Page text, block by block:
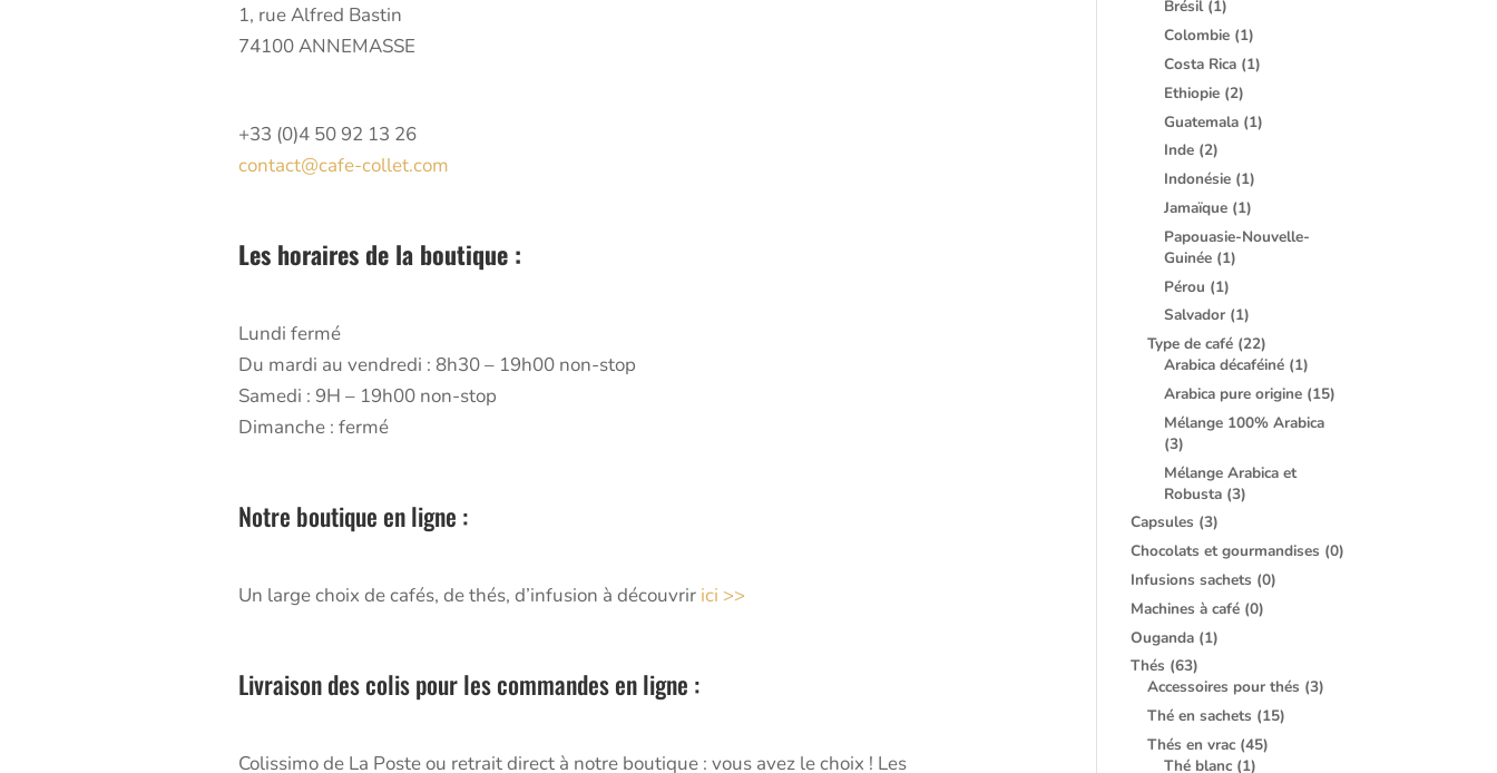
1, rue Alfred Bastin
74100 ANNEMASSE
+33 (0)4 50 92 13 26
contact@cafe-collet.com
Les horaires de la boutique :
Lundi fermé
Du mardi au vendredi : 8h30 – 19h00 non-stop
Samedi : 9H – 19h00 non-stop
Dimanche : fermé
Notre boutique en ligne :
Un large choix de cafés, de thés, d’infusion à découvrir ici >>
Livraison des colis pour les commandes en ligne :
Colissimo de La Poste ou retrait direct à notre boutique : vous avez le choix ! Les
Brésil (1)
Colombie (1)
Costa Rica (1)
Ethiopie (2)
Guatemala (1)
Inde (2)
Indonésie (1)
Jamaïque (1)
Papouasie-Nouvelle-
Guinée (1)
Pérou (1)
Salvador (1)
Type de café (22)
Arabica décaféiné (1)
Arabica pure origine (15)
Mélange 100% Arabica
(3)
Mélange Arabica et
Robusta (3)
Capsules (3)
Chocolats et gourmandises (0)
Infusions sachets (0)
Machines à café (0)
Ouganda (1)
Thés (63)
Accessoires pour thés (3)
Thé en sachets (15)
Thés en vrac (45)
Thé blanc (1)